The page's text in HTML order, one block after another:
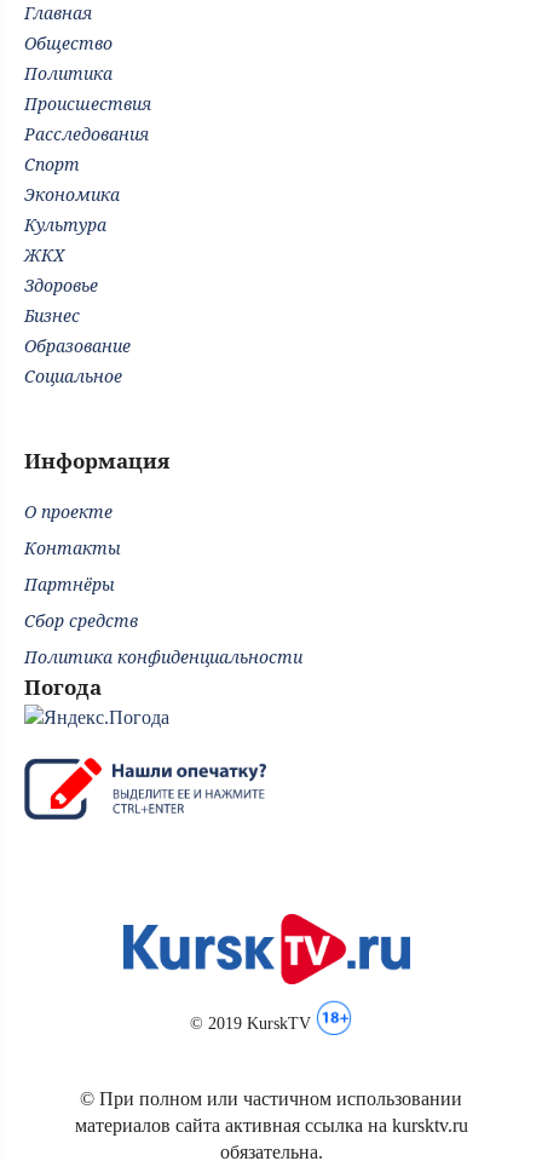
Главная
Общество
Политика
Происшествия
Расследования
Спорт
Экономика
Культура
ЖКХ
Здоровье
Бизнес
Образование
Социальное
Информация
О проекте
Контакты
Партнёры
Сбор средств
Политика конфиденциальности
Погода
© 2019 KurskTV
© При полном или частичном использовании
материалов сайта активная ссылка на kursktv.ru
обязательна.